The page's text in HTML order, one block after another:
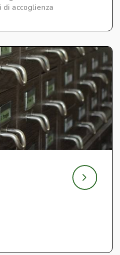
di accoglienza